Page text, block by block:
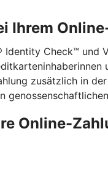
Ihrem
Identity Check™ und
zusätzlich in
Online-